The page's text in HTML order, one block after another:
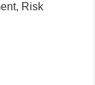
Risk